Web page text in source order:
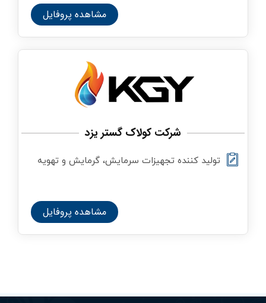
مشاهده پروفایل
شرکت کولاک گستر یزد
تولید کننده تجهیزات سرمایش، گرمایش و تهویه
مشاهده پروفایل